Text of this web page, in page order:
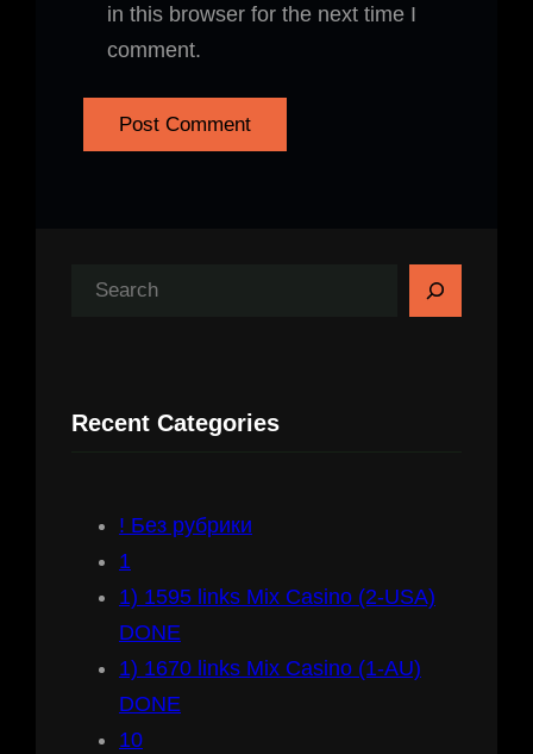
in this browser for the next time I
comment.
c
Recent Categories
! Без рубрики
1
1) 1595 links Mix Casino (2-USA)
DONE
1) 1670 links Mix Casino (1-AU)
DONE
10